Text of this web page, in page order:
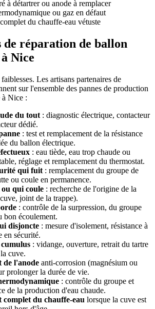
à détartrer ou anode à remplacer
ou gaz en défaut
du chauffe-eau vétuste
de réparation de ballon
Nice
Les artisans partenaires de
sur l'ensemble des pannes de production
à Nice :
du tout : diagnostic électrique, contacteur
dédié.
: test et remplacement de la résistance
du ballon électrique.
: eau tiède, eau trop chaude ou
réglage et remplacement du thermostat.
qui fuit : remplacement du groupe de
ou coule en permanence.
qui coule : recherche de l'origine de la
joint de la trappe).
: contrôle de la surpression, du groupe
bon écoulement.
disjoncte : mesure d'isolement, résistance à
en sécurité.
: vidange, ouverture, retrait du tartre
cuve.
de l'anode anti-corrosion (magnésium ou
prolonger la durée de vie.
: contrôle du groupe et
de la production d'eau chaude.
complet du chauffe-eau lorsque la cuve est